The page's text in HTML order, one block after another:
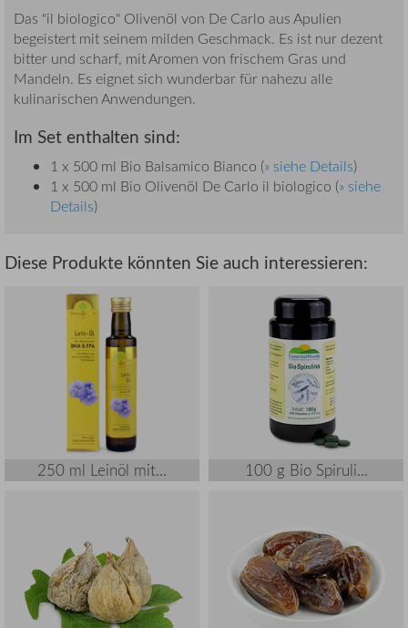
Das "il biologico" Olivenöl von De Carlo aus Apulien
begeistert mit seinem milden Geschmack. Es ist nur dezent
bitter und scharf, mit Aromen von frischem Gras und
Mandeln. Es eignet sich wunderbar für nahezu alle
kulinarischen Anwendungen.
Im Set enthalten sind:
1 x 500 ml Bio Balsamico Bianco (» siehe Details)
1 x 500 ml Bio Olivenöl De Carlo il biologico (» siehe
Details)
Diese Produkte könnten Sie auch interessieren:
250 ml Leinöl mit... 100 g Bio Spiruli...